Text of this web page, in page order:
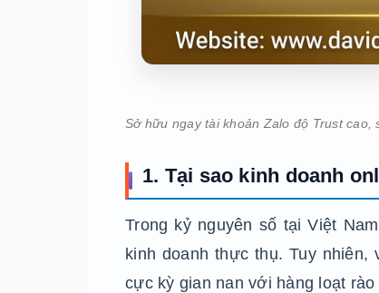
Sở hữu ngay tài khoản Zalo độ Trust cao,
1. Tại sao kinh doanh
Trong kỷ nguyên số tại Việt
kinh doanh thực thụ. Tuy
cực kỳ gian nan với hàng loạt rào